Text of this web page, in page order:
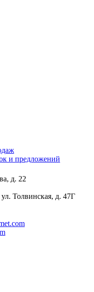
и предложений
д. 22
Толвинская, д. 47Г